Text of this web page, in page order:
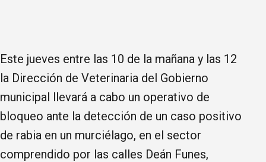
Este jueves entre las 10 de la mañana y las 12
la Dirección de Veterinaria del Gobierno
municipal llevará a cabo un operativo de
bloqueo ante la detección de un caso positivo
de rabia en un murciélago, en el sector
comprendido por las calles Deán Funes,